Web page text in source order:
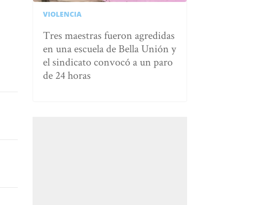
VIOLENCIA
Tres maestras fueron agredidas
en una escuela de Bella Unión y
el sindicato convocó a un paro
de 24 horas